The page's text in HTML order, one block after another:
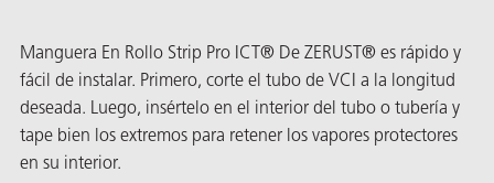
Manguera En Rollo Strip Pro ICT® De ZERUST® es rápido y
fácil de instalar. Primero, corte el tubo de VCI a la longitud
deseada. Luego, insértelo en el interior del tubo o tubería y
tape bien los extremos para retener los vapores protectores
en su interior.